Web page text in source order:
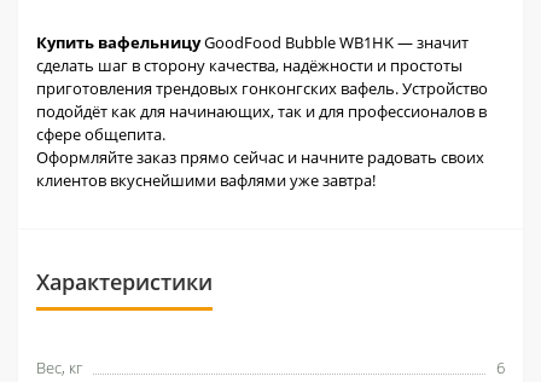
Купить вафельницуGoodFood Bubble WB1HK — значит
сделать шаг в сторону качества, надёжности и простоты
приготовления трендовых гонконгских вафель. Устройство
подойдёт как для начинающих, так и для профессионалов в
сфере общепита.
Оформляйте заказ прямо сейчас и начните радовать своих
клиентов вкуснейшими вафлями уже завтра!
Характеристики
Вес, кг
6